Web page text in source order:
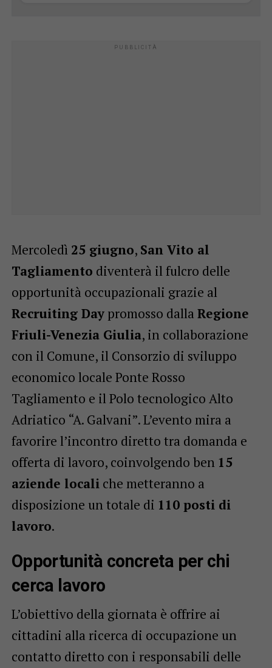
Mercoledì 25 giugno, San Vito al
Tagliamento diventerà il fulcro delle
opportunità occupazionali grazie al
Recruiting Daypromosso dalla Regione
Friuli-Venezia Giulia, in collaborazione
con il Comune, il Consorzio di sviluppo
economico locale Ponte Rosso
Tagliamento e il Polo tecnologico Alto
Adriatico “A. Galvani”. L’evento mira a
favorire l’incontro diretto tra domanda e
offerta di lavoro, coinvolgendo ben 15
aziende localiche metteranno a
disposizione un totale di 110 posti di
lavoro.
Opportunità concreta per chi
cerca lavoro
L’obiettivo della giornata è offrire ai
cittadini alla ricerca di occupazione un
contatto diretto con i responsabili delle